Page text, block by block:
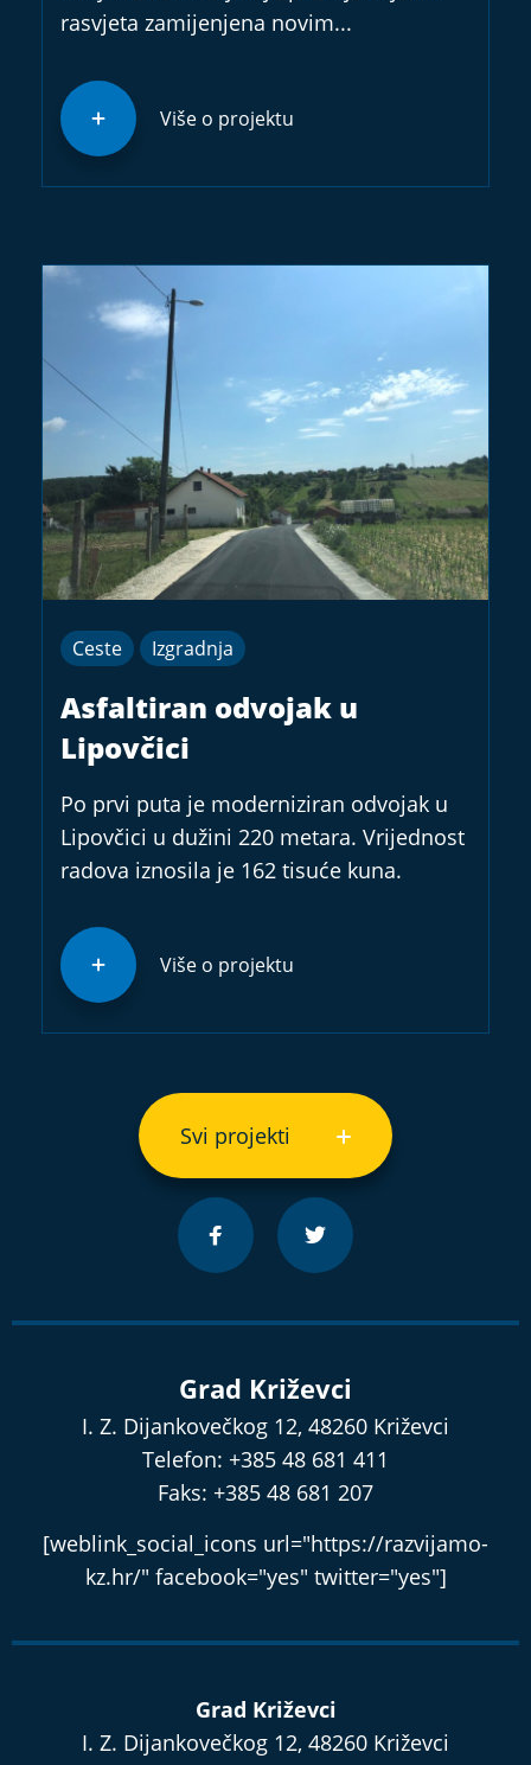
rasvjeta zamijenjena novim...
Više o projektu
Ceste Izgradnja
Asfaltiran odvojak u
Lipovčici
Po prvi puta je moderniziran odvojak u
Lipovčici u dužini 220 metara. Vrijednost
radova iznosila je 162 tisuće kuna.
Više o projektu
Svi projekti
Grad Križevci
I. Z. Dijankovečkog 12, 48260 Križevci
Telefon: +385 48 681 411
Faks: +385 48 681 207
[weblink_social_icons url="https://razvijamo-
kz.hr/" facebook="yes" twitter="yes"]
Grad Križevci
I. Z. Dijankovečkog 12, 48260 Križevci